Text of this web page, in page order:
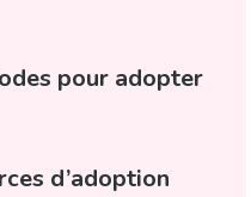
pour adopter
d’adoption